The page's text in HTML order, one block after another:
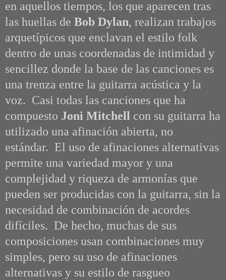
en aquellos tiempos, los que aparecen tras
las huellas de Bob Dylan, realizan trabajos
arquetípicos que enclavan el estilo folk
dentro de unas coordenadas de intimidad y
sencillez donde la base de las canciones es
una trenza entre la guitarra acústica y la
voz. Casi todas las canciones que ha
compuesto Joni Mitchell con su guitarra ha
utilizado una afinación abierta, no
estándar. El uso de afinaciones alternativas
permite una variedad mayor y una
complejidad y riqueza de armonías que
pueden ser producidas con la guitarra, sin la
necesidad de combinación de acordes
difíciles. De hecho, muchas de sus
composiciones usan combinaciones muy
simples, pero su uso de afinaciones
alternativas y su estilo de rasgueo